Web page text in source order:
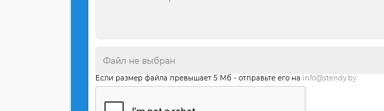
Если размер файла превышает 5 Мб - отправьте его на info@stendy.by